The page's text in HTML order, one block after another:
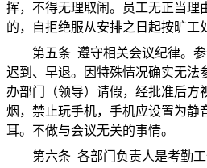
挥，不得无理取闹。员工无正当理
的，自拒绝服从安排之日起按旷工
第五条 遵守相关会议纪律。
迟到、早退。因特殊情况确实无法
办部门（领导）请假，经批准后方
烟，禁止玩手机，手机应设置为静
耳。不做与会议无关的事情。
第六条 各部门负责人是考勤